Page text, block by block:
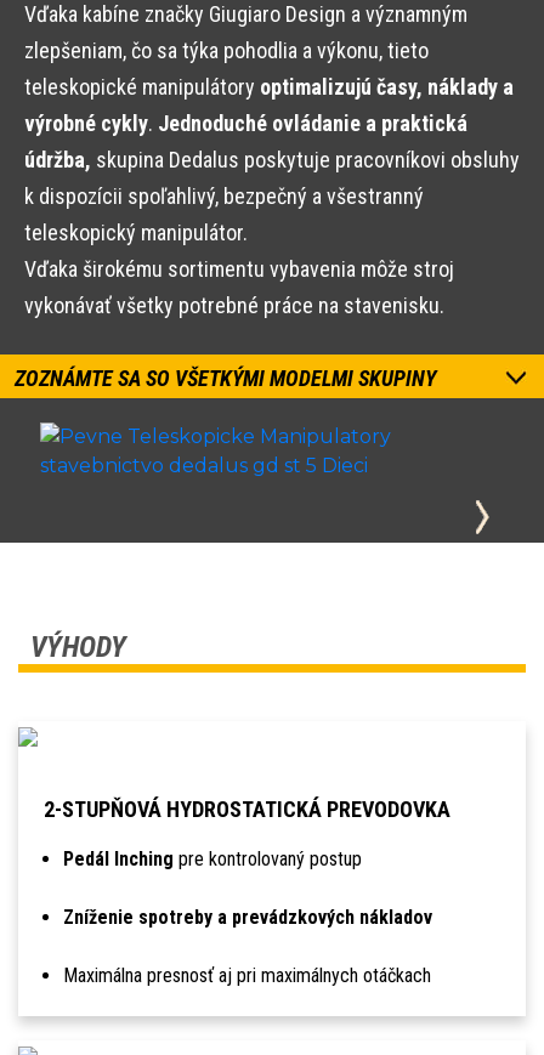
Vďaka kabíne značky Giugiaro Design a významným
zlepšeniam, čo sa týka pohodlia a výkonu, tieto
teleskopické manipulátory optimalizujú časy, náklady a
výrobné cykly. Jednoduché ovládanie a praktická
údržba, skupina Dedalus poskytuje pracovníkovi obsluhy
k dispozícii spoľahlivý, bezpečný a všestranný
teleskopický manipulátor.
Vďaka širokému sortimentu vybavenia môže stroj
vykonávať všetky potrebné práce na stavenisku.
ZOZNÁMTE SA SO VŠETKÝMI MODELMI SKUPINY
VÝHODY
2-STUPŇOVÁ HYDROSTATICKÁ PREVODOVKA
Pedál Inching pre kontrolovaný postup
Zníženie spotreby a prevádzkových nákladov
Maximálna presnosť aj pri maximálnych otáčkach